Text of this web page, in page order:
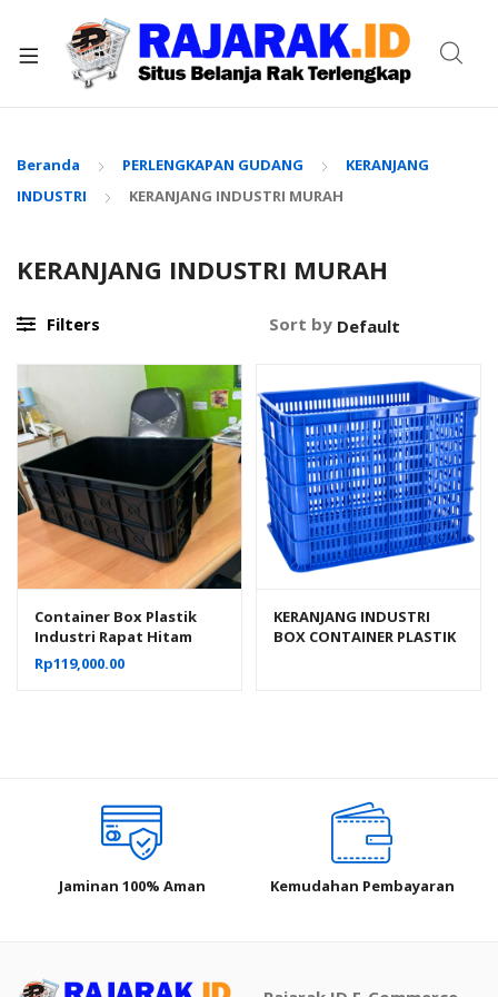
Beranda PERLENGKAPAN GUDANG
KERANJANG
INDUSTRI
KERANJANG INDUSTRI MURAH
KERANJANG INDUSTRI MURAH
Filters Sort by
Container Box Plastik
Industri Rapat Hitam
Murah YTH-19B Ukuran
Low Grade 61x41x24 Cm
Rp119,000.00
KERANJANG INDUSTRI
BOX CONTAINER PLASTIK
Jaminan 100% Aman Kemudahan Pembayaran